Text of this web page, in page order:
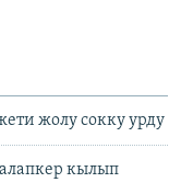
жолу сокку урду
кылып